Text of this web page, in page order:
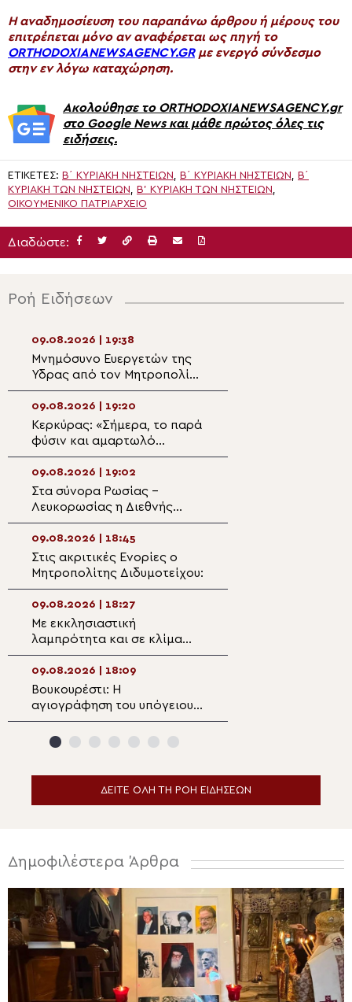
H αναδημοσίευση του παραπάνω άρθρου ή μέρους του
επιτρέπεται μόνο αν αναφέρεται ως πηγή το
ORTHODOXIANEWSAGENCY.GRμε ενεργό σύνδεσμο
στην εν λόγω καταχώρηση.
Ακολούθησε το ORTHODOXIANEWSAGENCY.gr
στο Google News και μάθε πρώτος όλες τις
ειδήσεις.
ΕΤΙΚΈΤΕΣ: B΄ ΚΥΡΙΑΚΉ ΝΗΣΤΕΙΏΝ, Β΄ ΚΥΡΙΑΚΉ ΝΗΣΤΕΙΏΝ, Β΄
ΚΥΡΙΑΚΉ ΤΩΝ ΝΗΣΤΕΙΏΝ, Β’ ΚΥΡΙΑΚΉ ΤΩΝ ΝΗΣΤΕΙΏΝ,
ΟΙΚΟΥΜΕΝΙΚΟ ΠΑΤΡΙΑΡΧΕΙΟ
Διαδώστε:
Ροή Ειδήσεων
09.08.2026 | 19:38
Μνημόσυνο Ευεργετών της
Ύδρας από τον Μητροπολίτη
Εφραίμ
09.08.2026 | 19:20
Κερκύρας: «Σήμερα, το παρά
φύσιν και αμαρτωλό
ονομάστηκε φυσική ζωή»
09.08.2026 | 19:02
Στα σύνορα Ρωσίας –
Λευκορωσίας η Διεθνής
Προσκυνηματική Πορεία της
Παναγίας Οδηγήτριας
09.08.2026 | 18:45
Στις ακριτικές Ενορίες ο
Μητροπολίτης Διδυμοτείχου:
09.08.2026 | 18:27
Με εκκλησιαστική
λαμπρότητα και σε κλίμα
βαθιάς συγκίνησης το ετήσιο
Μνημόσυνο του Αοιδίμου
Μητροπολίτου Κορίνθου
κυρού Διονυσίου
09.08.2026 | 18:09
Βουκουρέστι: Η
αγιογράφηση του υπόγειου
παρεκκλησίου του
Καθεδρικού Ναού θα
ΔΕΙΤΕ ΟΛΗ ΤΗ ΡΟΗ ΕΙΔΗΣΕΩΝ
Δημοφιλέστερα Άρθρα